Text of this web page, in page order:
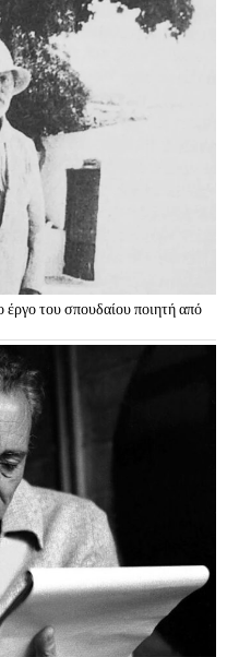
του σπουδαίου ποιητή από